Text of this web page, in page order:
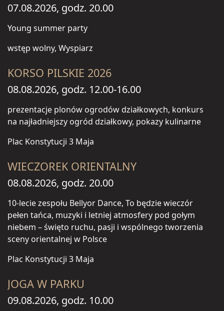
07.08.2026, godz. 20.00
Young summer party
wstęp wolny, Wyspiarz
KORSO PILSKIE 2026
08.08.2026, godz. 12.00-16.00
prezentacje plonów ogrodów działkowych, konkurs
na najładniejszy ogród działkowy, pokazy kulinarne
Plac Konstytucji 3 Maja
WIECZOREK ORIENTALNY
08.08.2026, godz. 20.00
10-lecie zespołu Bellyor Dance, To będzie wieczór
pełen tańca, muzyki i letniej atmosfery pod gołym
niebem – święto ruchu, pasji i wspólnego tworzenia
sceny orientalnej w Polsce
Plac Konstytucji 3 Maja
JOGA W PARKU
09.08.2026, godz. 10.00